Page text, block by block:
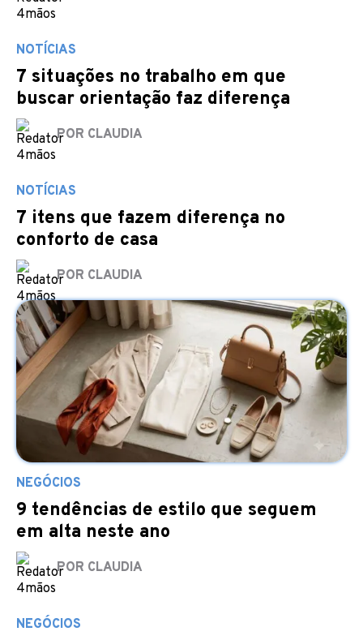
NOTÍCIAS
7 situações no trabalho em que
buscar orientação faz diferença
POR CLAUDIA
NOTÍCIAS
7 itens que fazem diferença no
conforto de casa
POR CLAUDIA
NEGÓCIOS
9 tendências de estilo que seguem
em alta neste ano
POR CLAUDIA
NEGÓCIOS